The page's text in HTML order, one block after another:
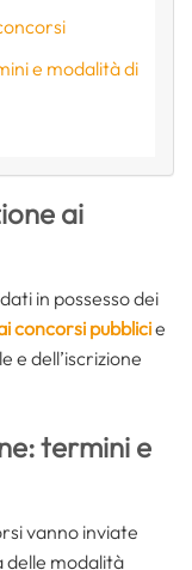
e modalità di
ai
in possesso dei
concorsi pubblicie
e dell’iscrizione
termini e
vanno inviate
delle modalità